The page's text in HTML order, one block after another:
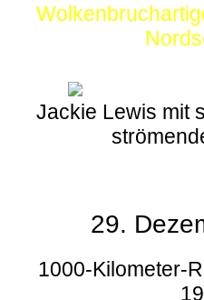
Jackie Lewis mit
29.
1000-Kilometer-